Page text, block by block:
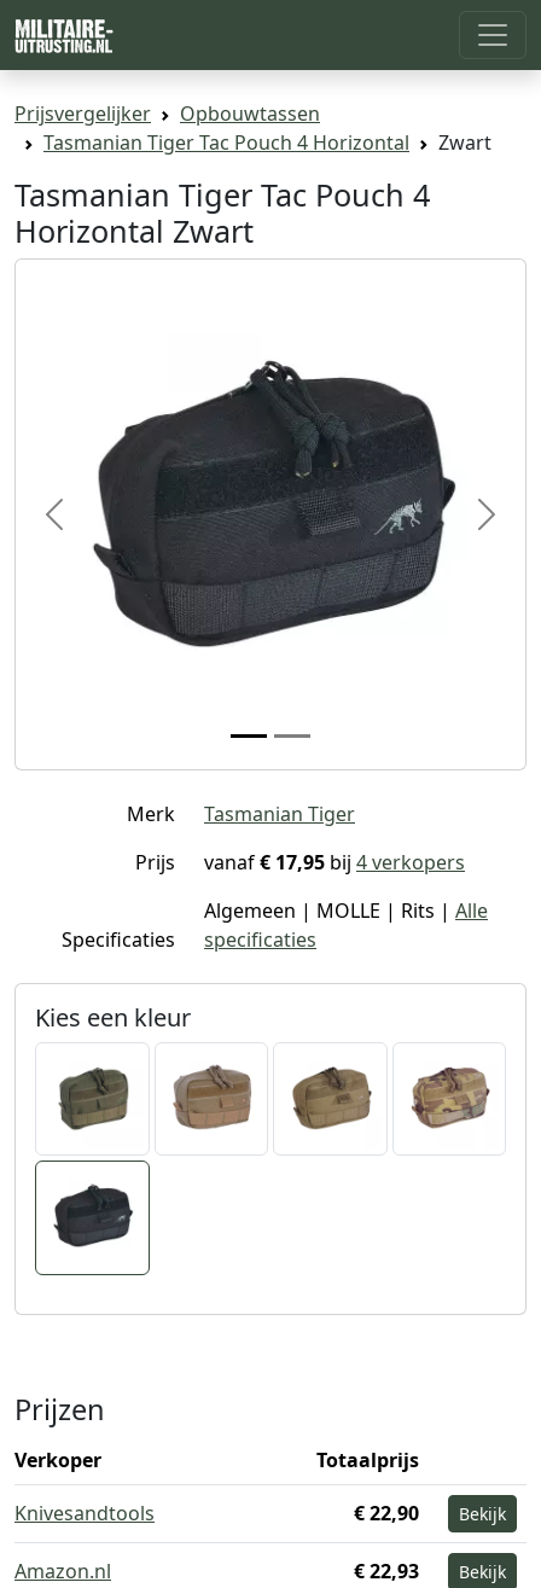
Prijsvergelijker
Opbouwtassen
Tasmanian Tiger Tac Pouch 4 Horizontal
Zwart
Tasmanian Tiger Tac Pouch 4
Horizontal Zwart
Previous Next
Merk
Tasmanian Tiger
Prijs
vanaf€ 17,95 bij 4 verkopers
Specificaties
Algemeen | MOLLE | Rits | Alle
specificaties
Kies een kleur
Prijzen
Verkoper
Totaalprijs
Knivesandtools
€ 22,90 Bekijk
Amazon.nl € 22,93 Bekijk